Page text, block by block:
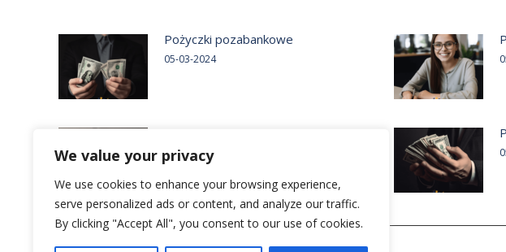
We value your privacy
We use cookies to enhance your browsing experience,
serve personalized ads or content, and analyze our traffic.
By clicking "Accept All", you consent to our use of cookies.
Pożyczki pozabankowe
05-03-2024
05-03-2024